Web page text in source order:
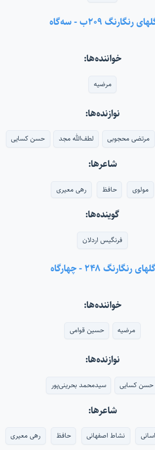
رنگارنگ ۲۰۹ب - سه‌گاه
خواننده‌ها:
مرضیه
نوازنده‌ها:
مرتضی محجوبی لطف‌الله مجد حسن کسایی
شاعرها:
مولوی حافظ رهی معیری
گوینده‌ها:
فرنگیس اردلان
رنگارنگ ۲۴۸ - چهارگاه
خواننده‌ها:
مرضیه حسین قوامی
نوازنده‌ها:
حسن کسایی سیدمحمد بحرینی‌پور
شاعرها:
نشاط اصفهانی حافظ رهی معیری